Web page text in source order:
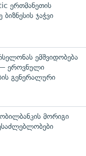
ერთმანეთის
ჯაჭვი
ემშვიდობება
ეროვნული
გენერალური
მორიგი